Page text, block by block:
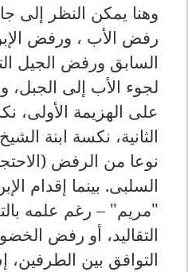
وهنا يمكن النظر إلى
رفض الأب ، ورفض
السابق ورفض الجيل
لجوء الأب إلى
على الهزيمة الأولى،
الثانية، نكسة ابنة
نوعا من الرفض
السلبى. بينما إقدام
"مريم" – رغم علمه
التقاليد، أو رفض
التوافق بين